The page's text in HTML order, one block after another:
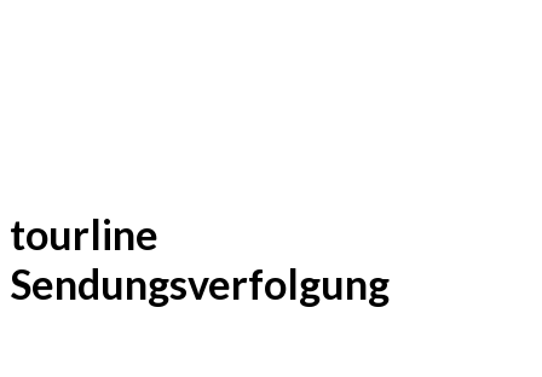
tourline
Sendungsverfolgung